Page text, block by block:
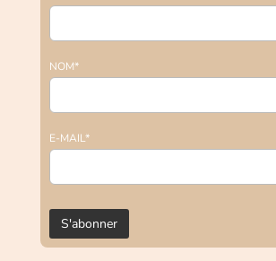
NOM*
E-MAIL*